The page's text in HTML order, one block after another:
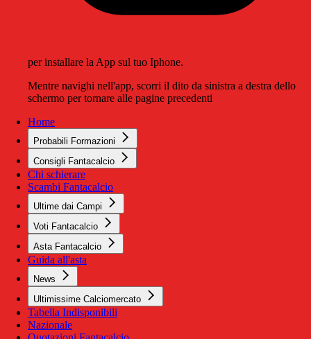
per installare la App sul tuo Iphone.
Mentre navighi nell'app, scorri il dito da sinistra a destra dello
schermo per tornare alle pagine precedenti
Home
Probabili Formazioni
Consigli Fantacalcio
Chi schierare
Scambi Fantacalcio
Ultime dai Campi
Voti Fantacalcio
Asta Fantacalcio
Guida all'asta
News
Ultimissime Calciomercato
Tabella Indisponibili
Nazionale